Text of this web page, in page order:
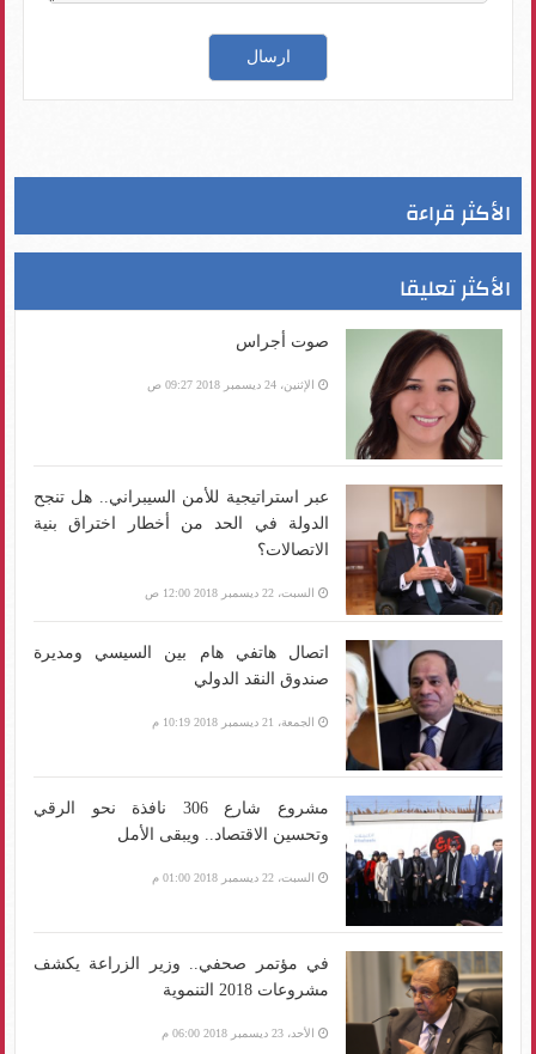
الأكثر قراءة
الأكثر تعليقا
صوت أجراس
الإثنين، 24 ديسمبر 2018 09:27 ص
عبر استراتيجية للأمن السيبراني.. هل تنجح
الدولة في الحد من أخطار اختراق بنية
الاتصالات؟
السبت، 22 ديسمبر 2018 12:00 ص
اتصال هاتفي هام بين السيسي ومديرة
صندوق النقد الدولي
الجمعة، 21 ديسمبر 2018 10:19 م
مشروع شارع 306 نافذة نحو الرقي
وتحسين الاقتصاد.. ويبقى الأمل
السبت، 22 ديسمبر 2018 01:00 م
في مؤتمر صحفي.. وزير الزراعة يكشف
مشروعات 2018 التنموية
الأحد، 23 ديسمبر 2018 06:00 م